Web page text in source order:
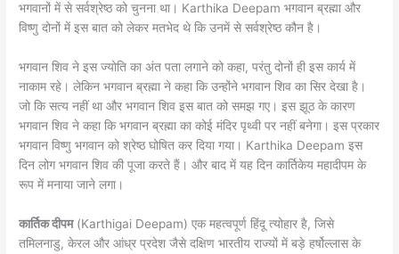
भगवानों में से सर्वश्रेष्ठ को चुनना था। Karthika Deepam भगवान ब्रह्मा और
विष्णु दोनों में इस बात को लेकर मतभेद थे कि उनमें से सर्वश्रेष्ठ कौन है।
भगवान शिव ने इस ज्योति का अंत पता लगाने को कहा, परंतु दोनों ही इस कार्य में
नाकाम रहे। लेकिन भगवान ब्रह्मा ने कहा कि उन्होंने भगवान शिव का सिर देखा है।
जो कि सत्य नहीं था और भगवान शिव इस बात को समझ गए। इस झूठ के कारण
भगवान शिव ने कहा कि भगवान ब्रह्मा का कोई मंदिर पृथ्वी पर नहीं बनेगा। इस प्रकार
भगवान विष्णु भगवान को श्रेष्ठ घोषित कर दिया गया। Karthika Deepam इस
दिन लोग भगवान शिव की पूजा करते हैं। और बाद में यह दिन कार्तिकेय महादीपम के
रूप में मनाया जाने लगा।
कार्तिक दीपम(Karthigai Deepam) एक महत्वपूर्ण हिंदू त्योहार है, जिसे
तमिलनाडु, केरल और आंध्र प्रदेश जैसे दक्षिण भारतीय राज्यों में बड़े हर्षोल्लास के